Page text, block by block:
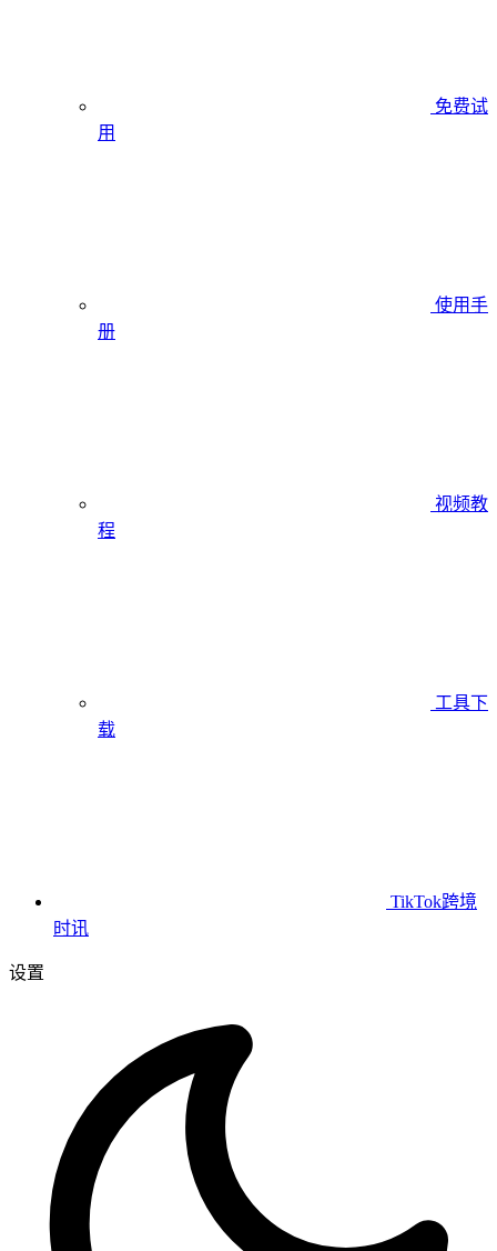
免费试
用
使用手
册
视频教
程
工具下
载
TikTok跨境
时讯
设置